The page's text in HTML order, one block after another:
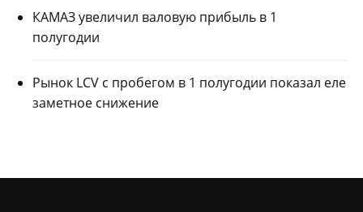
КАМАЗ увеличил валовую прибыль в 1
полугодии
Рынок LCV с пробегом в 1 полугодии показал еле
заметное снижение